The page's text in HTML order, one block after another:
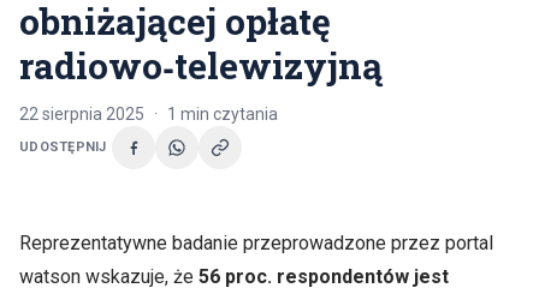
obniżającej opłatę
radiowo‑telewizyjną
22 sierpnia 2025 · 1 min czytania
UDOSTĘPNIJ
Reprezentatywne badanie przeprowadzone przez portal
watson wskazuje, że 56 proc. respondentów jest